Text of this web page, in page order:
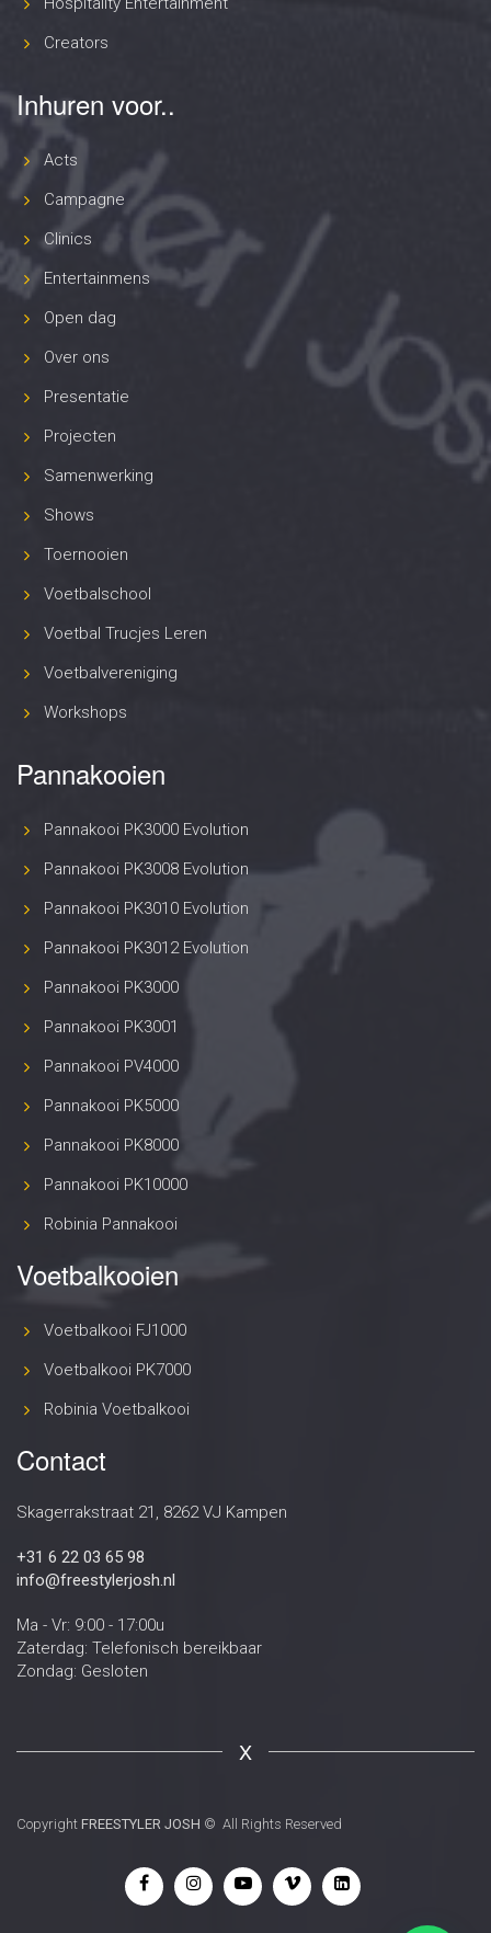
Creators
Inhuren voor..
Acts
Campagne
Clinics
Entertainmens
Open dag
Over ons
Presentatie
Projecten
Samenwerking
Shows
Toernooien
Voetbalschool
Voetbal Trucjes Leren
Voetbalvereniging
Workshops
Pannakooien
Pannakooi PK3000 Evolution
Pannakooi PK3008 Evolution
Pannakooi PK3010 Evolution
Pannakooi PK3012 Evolution
Pannakooi PK3000
Pannakooi PK3001
Pannakooi PV4000
Pannakooi PK5000
Pannakooi PK8000
Pannakooi PK10000
Robinia Pannakooi
Voetbalkooien
Voetbalkooi FJ1000
Voetbalkooi PK7000
Robinia Voetbalkooi
Contact
Skagerrakstraat 21, 8262 VJ Kampen
+31 6 22 03 65 98
info@freestylerjosh.nl
Ma - Vr: 9:00 - 17:00u
Zaterdag: Telefonisch bereikbaar
Zondag: Gesloten
X
Copyright FREESTYLER JOSH © All Rights Reserved